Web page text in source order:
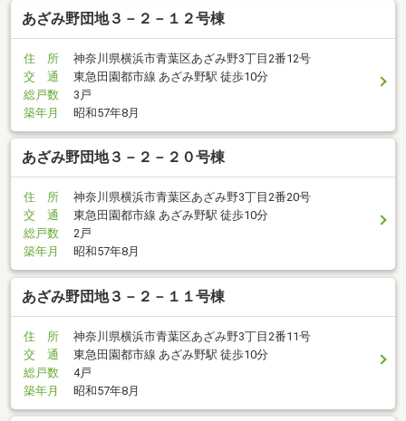
あざみ野団地３－２－１２号棟
住 所
神奈川県横浜市青葉区あざみ野3丁目2番12号
交 通
東急田園都市線 あざみ野駅 徒歩10分
総戸数
3戸
築年月
昭和57年8月
あざみ野団地３－２－２０号棟
住 所
神奈川県横浜市青葉区あざみ野3丁目2番20号
交 通
東急田園都市線 あざみ野駅 徒歩10分
総戸数
2戸
築年月
昭和57年8月
あざみ野団地３－２－１１号棟
住 所
神奈川県横浜市青葉区あざみ野3丁目2番11号
交 通
東急田園都市線 あざみ野駅 徒歩10分
総戸数
4戸
築年月
昭和57年8月